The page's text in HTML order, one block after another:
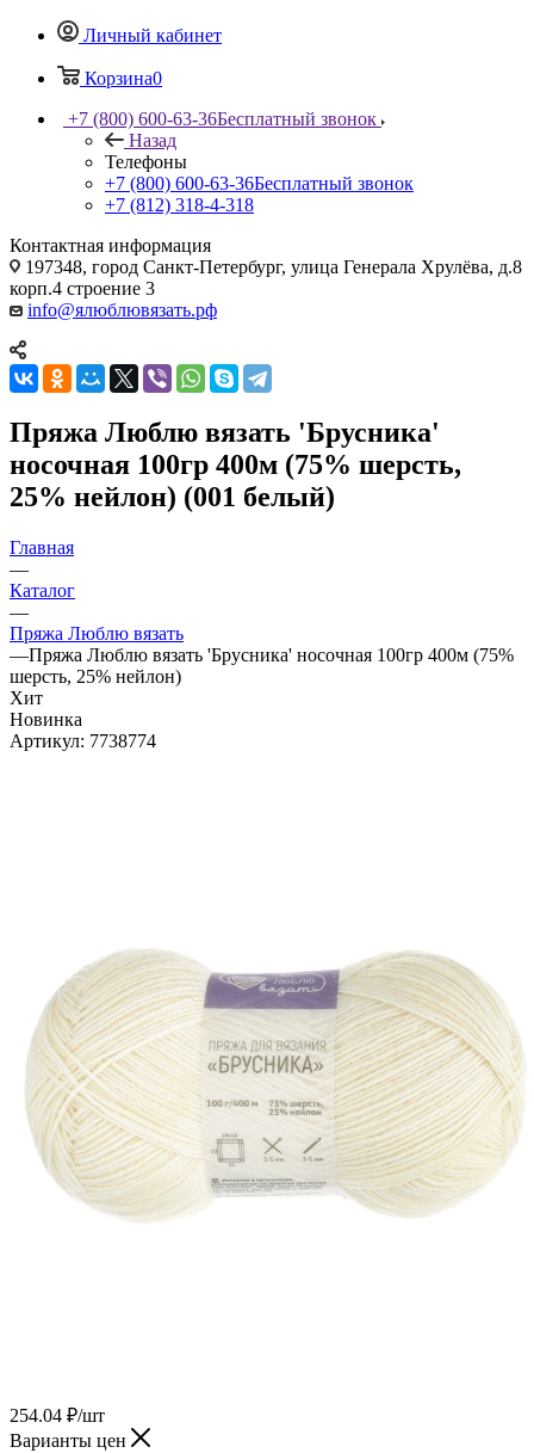
Личный кабинет
Корзина0
+7 (800) 600-63-36Бесплатный звонок
Назад
Телефоны
+7 (800) 600-63-36Бесплатный звонок
+7 (812) 318-4-318
Контактная информация
197348, город Санкт-Петербург, улица Генерала Хрулёва, д.8
корп.4 строение 3
info@ялюблювязать.рф
Пряжа Люблю вязать 'Брусника'
носочная 100гр 400м (75% шерсть,
25% нейлон) (001 белый)
Главная
—
Каталог
—
Пряжа Люблю вязать
—Пряжа Люблю вязать 'Брусника' носочная 100гр 400м (75%
шерсть, 25% нейлон)
Хит
Новинка
Артикул: 7738774
254.04 ₽/шт
Варианты цен